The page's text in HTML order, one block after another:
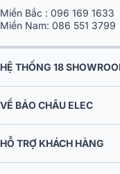
Miền Bắc : 096 169 1633
Miền Nam: 086 551 3799
HỆ THỐNG 18
VỀ BẢO CHÂU ELEC
HỖ TRỢ KHÁCH HÀNG